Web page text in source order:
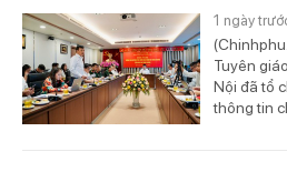
1 ngày
Tuyên
Nội đã tổ
thông tin